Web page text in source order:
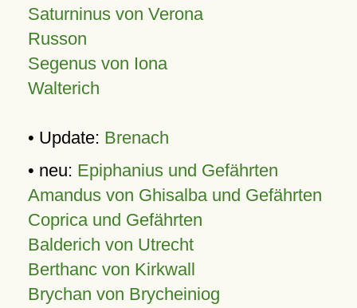
Saturninus von Verona
Russon
Segenus von Iona
Walterich
• Update: Brenach
• neu: Epiphanius und Gefährten
Amandus von Ghisalba und Gefährten
Coprica und Gefährten
Balderich von Utrecht
Berthanc von Kirkwall
Brychan von Brycheiniog